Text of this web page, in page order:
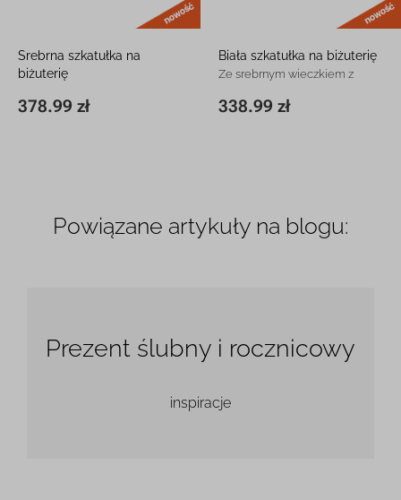
Srebrna szkatułka na
biżuterię
grawerem
378.99 zł
12 x 20,5 x 5,5 cm
Biała szkatułka na biżuterię
Ze srebrnym wieczkiem z
338.99 zł
12 x 20,5 x 5,5 cm
Powiązane artykuły na blogu:
Prezent ślubny i rocznicowy
inspiracje